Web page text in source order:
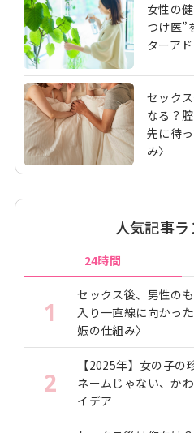
女性の
つけ医”
ターアド
セック
なる？
先に待
み〉
人気記事
24時間
1
セックス後、男性の
入り一直線に向かっ
娠の仕組み〉
2
【2025年】女の子
ネームじゃない、か
イデア